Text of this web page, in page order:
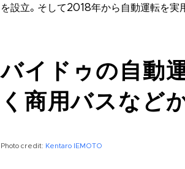
を設立。そして2018年から自動運転を実
バイドゥの自動
く商用バスなど
Photo credit: Kentaro IEMOTO